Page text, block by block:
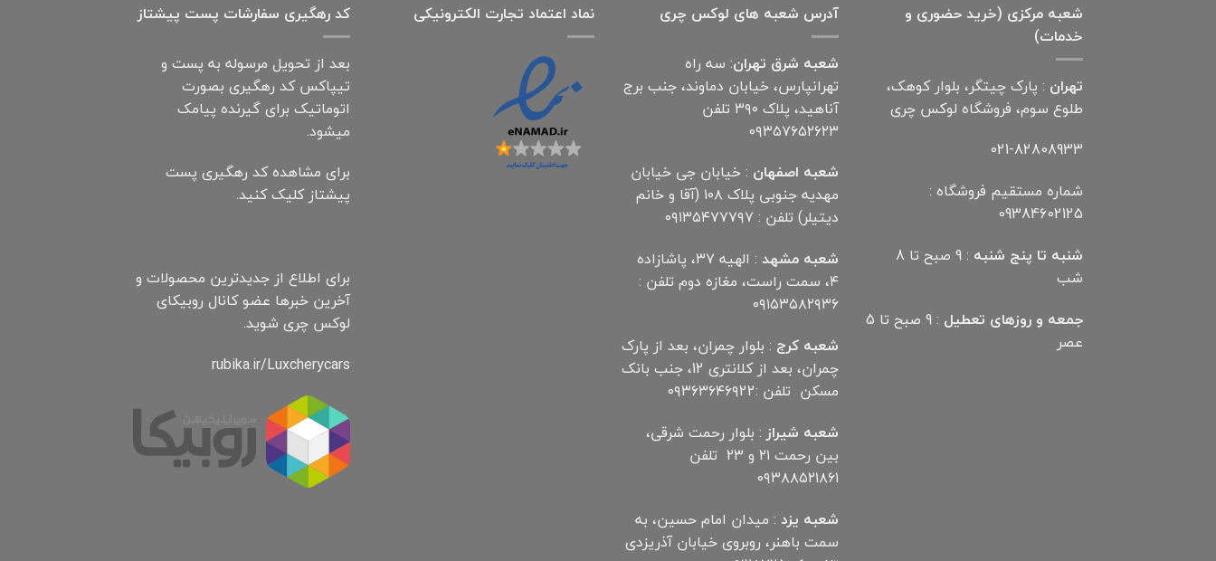
شعبه مرکزی (خرید حضوری و
خدمات)
تهران : پارک چیتگر، بلوار کوهک،
طلوع سوم، فروشگاه لوکس چری
021-82808933
شماره مستقیم فروشگاه :
09384602125
شنبه تا پنج شنبه
: 9 صبح تا 8
شب
جمعه و روزهای تعطیل
: 9 صبح تا 5
عصر
آدرس شعبه های لوکس چری
شعبه شرق تهران: سه راه
تهرانپارس، خیابان دماوند، جنب برج
آناهید، پلاک ۳۹۰ تلفن
۰۹۳۵۷۶۵۲۶۲۳
شعبه اصفهان : خیابان جی خیابان
مهدیه جنوبی پلاک ۱۰۸ (آقا و خانم
دیتیلر) تلفن : ۰۹۱۳۵۴۷۷۷۹۷
شعبه مشهد
: الهیه ۳۷، پاشازاده
۴، سمت راست، مغازه دوم تلفن :
۰۹۱۵۳۵۸۲۹۳۶
شعبه کرج : بلوار چمران، بعد از پارک
چمران، بعد از کلانتری 12، جنب بانک
مسکن تلفن :۰۹۳۶۳۶۴۶۹22
شعبه شیراز: بلوار رحمت شرقی،
بین رحمت ۲۱ و ۲۳ تلفن
۰۹۳۸۸۵۲۱۸۶۱
شعبه یزد : میدان امام حسین، به
سمت باهنر، روبروی خیابان آذریزدی
نماد اعتماد تجارت الكترونیكی
کد رهگیری سفارشات پست پیشتاز
بعد از تحویل مرسوله به پست و
تیپاکس کد رهگیری بصورت
اتوماتیک برای گیرنده پیامک
میشود.
برای مشاهده کد رهگیری پست
پیشتاز کلیک کنید.
برای اطلاع از جدیدترین محصولات و
آخرین خبرها عضو کانال روبیکای
لوکس چری شوید.
rubika.ir/Luxcherycars